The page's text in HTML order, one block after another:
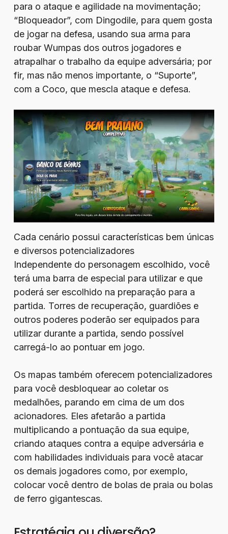
para o ataque e agilidade na movimentação;
“Bloqueador”, com Dingodile, para quem gosta
de jogar na defesa, usando sua arma para
roubar Wumpas dos outros jogadores e
atrapalhar o trabalho da equipe adversária; por
fir, mas não menos importante, o “Suporte”,
com a Coco, que mescla ataque e defesa.
Cada cenário possui características bem únicas
e diversos potencializadores
Independente do personagem escolhido, você
terá uma barra de especial para utilizar e que
poderá ser escolhido na preparação para a
partida. Torres de recuperação, guardiões e
outros poderes poderão ser equipados para
utilizar durante a partida, sendo possível
carregá-lo ao pontuar em jogo.
Os mapas também oferecem potencializadores
para você desbloquear ao coletar os
medalhões, parando em cima de um dos
acionadores. Eles afetarão a partida
multiplicando a pontuação da sua equipe,
criando ataques contra a equipe adversária e
com habilidades individuais para você atacar
os demais jogadores como, por exemplo,
colocar você dentro de bolas de praia ou bolas
de ferro gigantescas.